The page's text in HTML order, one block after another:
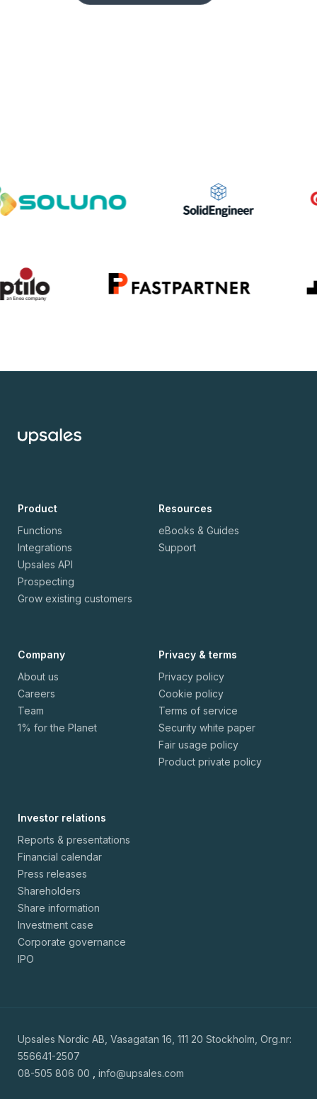
Product
Functions
Integrations
Upsales API
Prospecting
Grow existing customers
Resources
eBooks & Guides
Support
Company
About us
Careers
Team
1% for the Planet
Privacy & terms
Privacy policy
Cookie policy
Terms of service
Security white paper
Fair usage policy
Product private policy
Investor relations
Reports & presentations
Financial calendar
Press releases
Shareholders
Share information
Investment case
Corporate governance
IPO
Upsales Nordic AB, Vasagatan 16, 111 20 Stockholm, Org.nr:
556641-2507
08-505 806 00 , info@upsales.com